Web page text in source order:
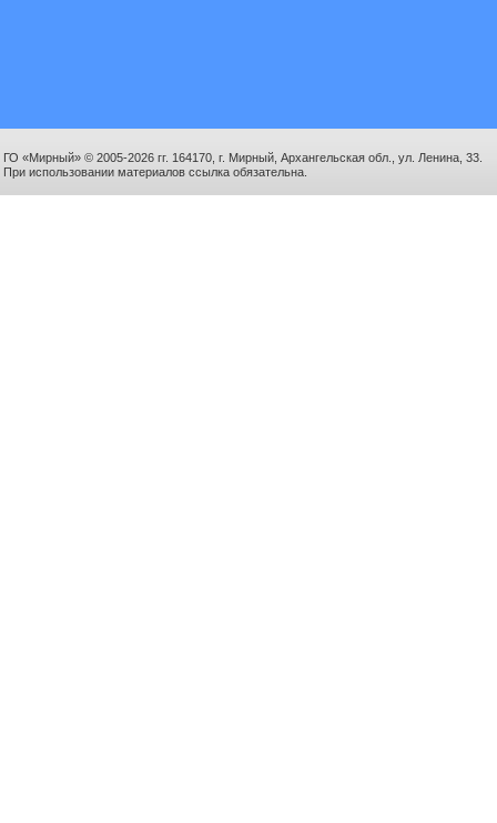
ГО «Мирный» © 2005-2026 гг. 164170, г. Мирный, Архангельская обл., ул. Ленина, 33.
При использовании материалов ссылка обязательна.